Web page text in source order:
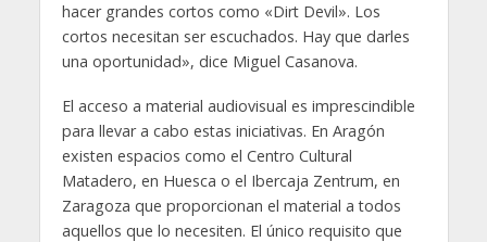
hacer grandes cortos como «Dirt Devil». Los
cortos necesitan ser escuchados. Hay que darles
una oportunidad», dice Miguel Casanova.
El acceso a material audiovisual es imprescindible
para llevar a cabo estas iniciativas. En Aragón
existen espacios como el Centro Cultural
Matadero, en Huesca o el Ibercaja Zentrum, en
Zaragoza que proporcionan el material a todos
aquellos que lo necesiten. El único requisito que